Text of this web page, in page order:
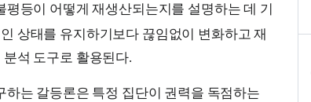
등이 어떻게 재생산되는지를 설명하는 데 기
상태를 유지하기보다 끊임없이 변화하고 재
석 도구로 활용된다.
는 갈등론은 특정 집단이 권력을 독점하는